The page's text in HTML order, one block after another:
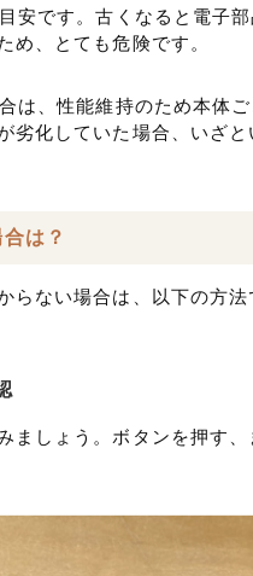
安です。古くなると電子
め、とても危険です。
は、性能維持のため本体ご
劣化していた場合、いざ
は？
らない場合は、以下の方
ましょう。ボタンを押す